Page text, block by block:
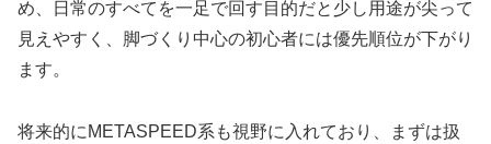
め、日常のすべてを一足で回す目的だと少し用途が尖って
見えやすく、脚づくり中心の初心者には優先順位が下がり
ます。
将来的にMETASPEED系も視野に入れており、まずは扱